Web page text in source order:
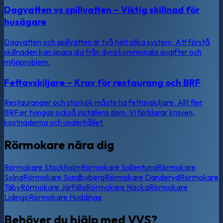
Dagvatten vs spillvatten – Viktig skillnad för
husägare
Dagvatten och spillvatten är två helt olika system. Att förstå
skillnaden kan spara dig från dyra kommunala avgifter och
miljöproblem.
Fettavskiljare – Krav för restaurang och BRF
Restauranger och storkök måste ha fettavskiljare. Allt fler
BRF:er tvingas också installera dem. Vi förklarar kraven,
kostnaderna och underhållet.
Rörmokare nära dig
Rörmokare StockholmRörmokare SollentunaRörmokare
SolnaRörmokare SundbybergRörmokare DanderydRörmokare
TäbyRörmokare JärfällaRörmokare NackaRörmokare
LidingöRörmokare Huddinge
Behöver du hjälp med VVS?